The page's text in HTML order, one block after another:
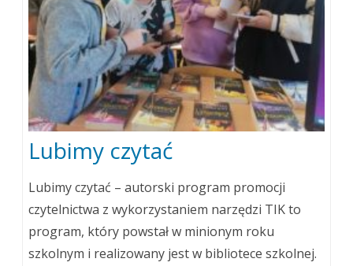
Lubimy czytać
Lubimy czytać – autorski program promocji
czytelnictwa z wykorzystaniem narzędzi TIK to
program, który powstał w minionym roku
szkolnym i realizowany jest w bibliotece szkolnej.